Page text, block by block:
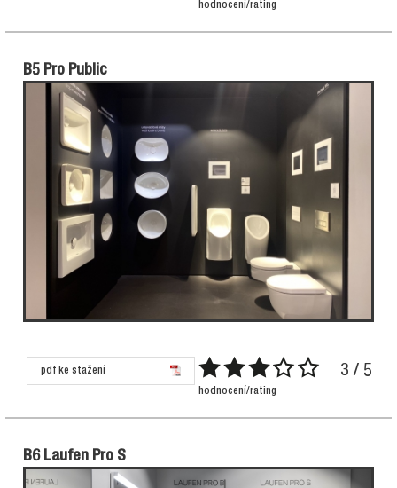
hodnocení/rating
B5 Pro Public
pdf ke stažení 3 / 5
hodnocení/rating
B6 Laufen Pro S